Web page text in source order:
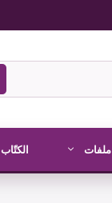
ملفات الكتّاب